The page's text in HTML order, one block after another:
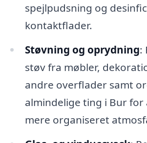
spejlpudsning og
kontaktflader.
Støvning og oprydning:
støv fra møbler,
andre overflader samt
almindelige ting i Bur for
mere organiseret